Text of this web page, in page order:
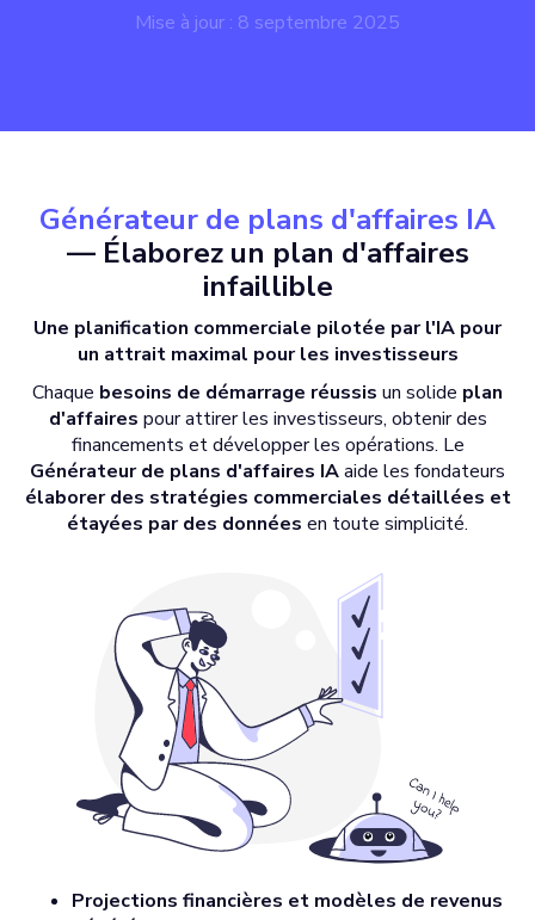
Mise à jour : 8 septembre 2025
Générateur de plans d'affaires IA
— Élaborez un plan d'affaires
infaillible
Une planification commerciale pilotée par l'IA pour
un attrait maximal pour les investisseurs
Chaque besoins de démarrage réussis un solide plan
d'affaires pour attirer les investisseurs, obtenir des
financements et développer les opérations. Le
Générateur de plans d'affaires IAaide les fondateurs
élaborer des stratégies commerciales détaillées et
étayées par des données en toute simplicité.
Projections financières et modèles de revenus